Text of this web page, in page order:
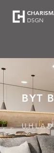
DSGN
BYT